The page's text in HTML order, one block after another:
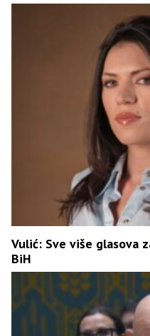
Vulić: Sve više glasova
BiH